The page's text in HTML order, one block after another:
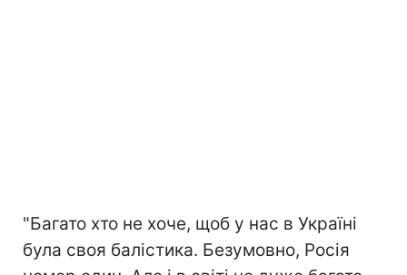
"Багато хто не хоче, щоб у нас в Україні
була своя балістика. Безумовно, Росія